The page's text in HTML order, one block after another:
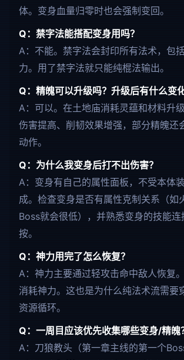
体。变身血量归零时也会强制变回。
Q：禁字法能搭配变身用吗？
A：不能。禁字法会封印所有法术，包
力。用了禁字法就只能纯棍法输出。
Q：精魄可以升级吗？升级后有什么变化
A：可以。在土地庙消耗灵蕴和材料升
伤害提高、削韧效果增强，部分精魄还
动作。
Q：为什么我变身后打不出伤害？
A：变身有自己的属性面板，不受本体
成。检查变身是否有属性克制关系（如
Boss就会很低），并熟悉变身的技能
按。
Q：神力用完了怎么恢复？
A：神力主要通过轻攻击命中敌人恢复
消耗神力。这也是为什么纯法术流需要
资源循环。
Q：一周目应该优先收集哪些变身/精魄
A：刀狼教头（第一章主线的第一个